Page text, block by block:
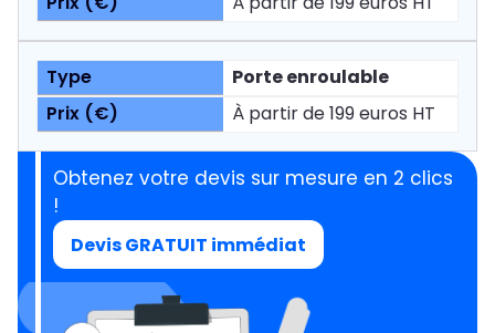
Porte enroulable
À partir de 199 euros HT
Obtenez votre devis sur mesure en 2 clics
!
Devis GRATUIT immédiat